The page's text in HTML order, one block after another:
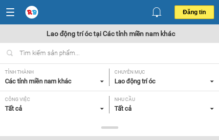
Đăng tin
Lao động trí óc tại Các tỉnh miền nam khác
TỈNH THÀNH
Các tỉnh miền nam khác
CHUYÊN MỤC
Lao động trí óc
CÔNG VIỆC
Tất cả
NHU CẦU
Tất cả
Tất cả